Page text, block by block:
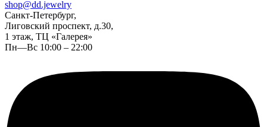
shop@dd.jewelry
Санкт-Петербург,
Лиговский проспект, д.30,
1 этаж, ТЦ «Галерея»
Пн—Вс 10:00 – 22:00